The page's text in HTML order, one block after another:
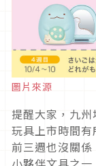
圖片來源
提醒大家，九
玩具上市時間
前三週也沒關